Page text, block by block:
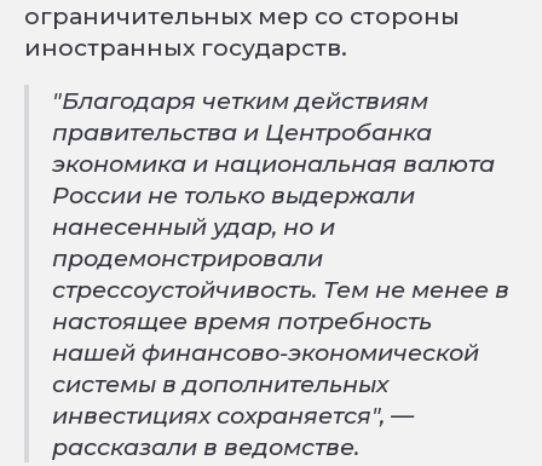
ограничительных мер со стороны
иностранных государств.
"Благодаря четким действиям
правительства и Центробанка
экономика и национальная валюта
России не только выдержали
нанесенный удар, но и
продемонстрировали
стрессоустойчивость. Тем не менее в
настоящее время потребность
нашей финансово-экономической
системы в дополнительных
инвестициях сохраняется", —
рассказали в ведомстве.